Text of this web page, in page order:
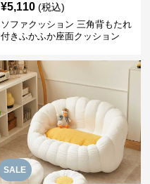
¥5,110 (税込)
ソファクッション 三角背もたれ
付きふかふか座面クッション
SALE